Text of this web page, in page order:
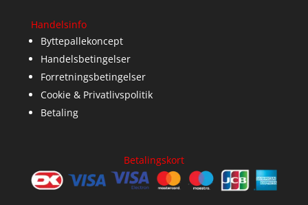
Handelsinfo
Byttepallekoncept
Handelsbetingelser
Forretningsbetingelser
Cookie & Privatlivspolitik
Betaling
Betalingskort